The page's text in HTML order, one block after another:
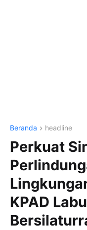
Beranda headline
Perkuat
KPAD